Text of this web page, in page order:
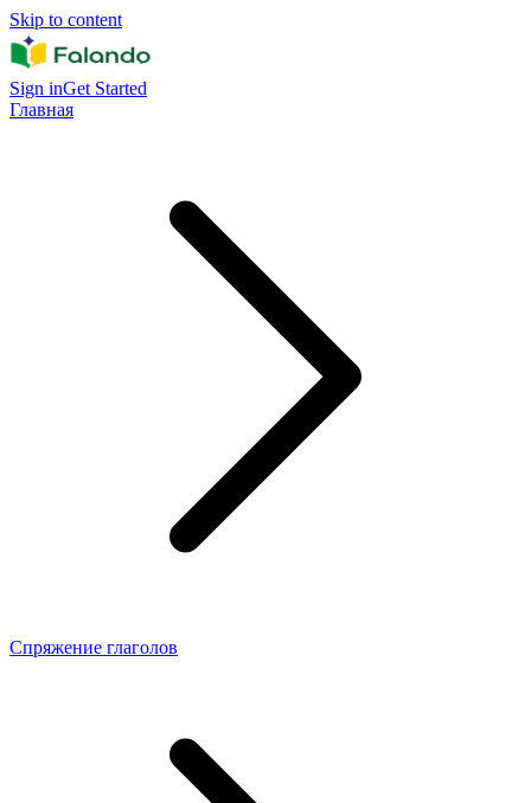
Skip to content
Sign inGet Started
Главная
Спряжение глаголов